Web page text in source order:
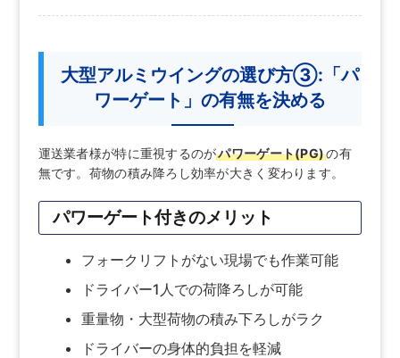
大型アルミウイングの選び方③:「パ
ワーゲート」の有無を決める
運送業者様が特に重視するのがパワーゲート(PG)の有
無です。荷物の積み降ろし効率が大きく変わります。
パワーゲート付きのメリット
フォークリフトがない現場でも作業可能
ドライバー1人での荷降ろしが可能
重量物・大型荷物の積み下ろしがラク
ドライバーの身体的負担を軽減